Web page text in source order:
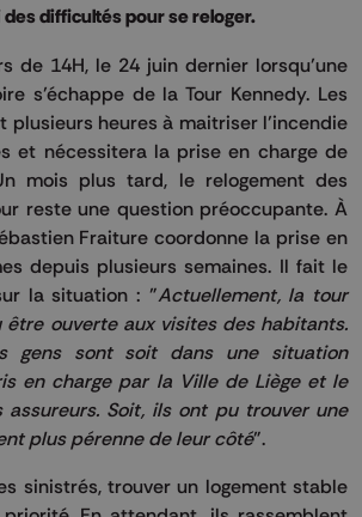
difficultés pour se reloger.
de 14H, le 24 juin dernier lorsqu’une
s’échappe de la Tour Kennedy. Les
plusieurs heures à maitriser l’incendie
et nécessitera la prise en charge de
mois plus tard, le relogement des
reste une question préoccupante. À
Fraiture coordonne la prise en
depuis plusieurs semaines. Il fait le
la situation : "Actuellement, la tour
être ouverte aux visites des habitants.
gens sont soit dans une situation
en charge par la Ville de Liège et le
assureurs. Soit, ils ont pu trouver une
plus pérenne de leur côté".
sinistrés, trouver un logement stable